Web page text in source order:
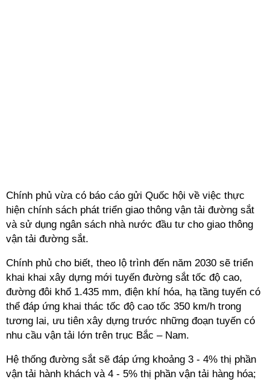
Chính phủ vừa có báo cáo gửi Quốc hội về việc thực
hiện chính sách phát triển giao thông vận tải đường sắt
và sử dụng ngân sách nhà nước đầu tư cho giao thông
vận tải đường sắt.
Chính phủ cho biết, theo lộ trình đến năm 2030 sẽ triển
khai khai xây dựng mới tuyến đường sắt tốc độ cao,
đường đôi khổ 1.435 mm, điện khí hóa, hạ tầng tuyến có
thể đáp ứng khai thác tốc độ cao tốc 350 km/h trong
tương lai, ưu tiên xây dựng trước những đoạn tuyến có
nhu cầu vận tải lớn trên trục Bắc – Nam.
Hệ thống đường sắt sẽ đáp ứng khoảng 3 - 4% thị phần
vận tải hành khách và 4 - 5% thị phần vận tải hàng hóa;